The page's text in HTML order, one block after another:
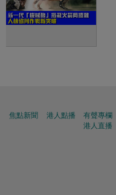
焦點新聞 港人點播
有聲專欄
港人直播